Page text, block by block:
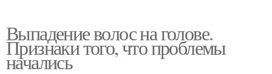
Выпадение волос на голове.
Признаки того, что проблемы
начались